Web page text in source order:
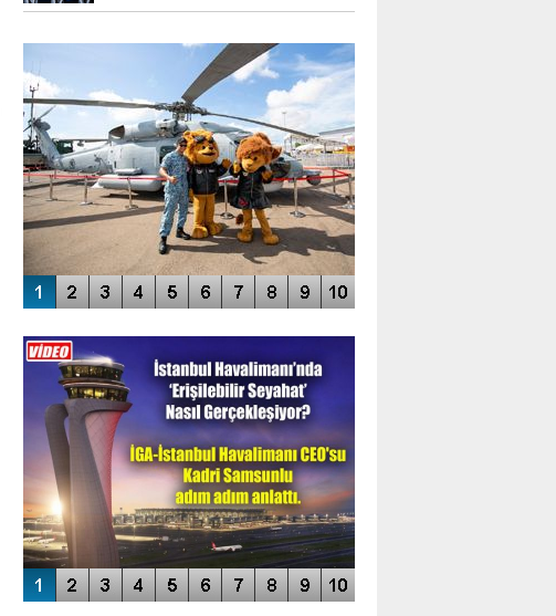
SİNGAPUR AIRSHOW-2020
ENGELLERİN AŞILDIĞI HAVALİMANI